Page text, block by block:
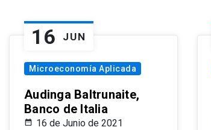
16 JUN
Microeconomía Aplicada
Audinga Baltrunaite,
Banco de Italia
16 de Junio de 2021